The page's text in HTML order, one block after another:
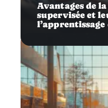
Avantages de
supervisée et